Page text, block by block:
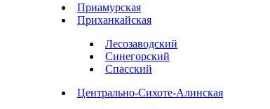
Приамурская
Приханкайская
Лесозаводский
Синегорский
Спасский
Центрально-Сихоте-Алинская